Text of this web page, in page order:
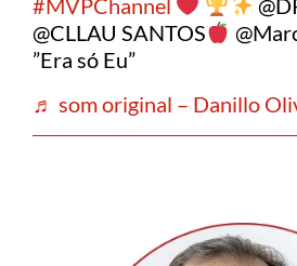
#MVPChannel
@CLLAU SANTOS
”Era só Eu”
♬ som original – Danillo